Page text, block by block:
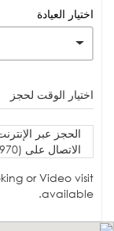
اختيار العيادة
اختيار الوقت لحجز
الحجز عبر
الاتصال على (03/814970) لتحديد موعد!
or Video visit
available.